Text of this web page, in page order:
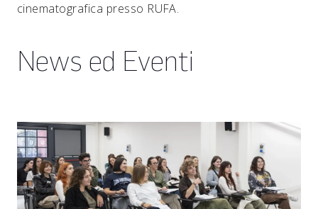
cinematografica presso RUFA.
News ed Eventi